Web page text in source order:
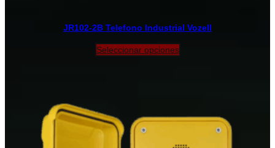
JR102-2B Telefono Industrial Vozell
Seleccionar opciones